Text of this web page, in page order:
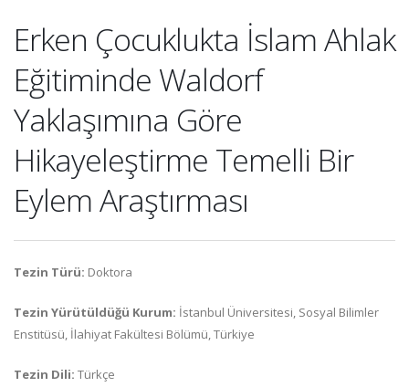
Erken Çocuklukta İslam Ahlak
Eğitiminde Waldorf
Yaklaşımına Göre
Hikayeleştirme Temelli Bir
Eylem Araştırması
Tezin Türü: Doktora
Tezin Yürütüldüğü Kurum: İstanbul Üniversitesi, Sosyal Bilimler
Enstitüsü, İlahiyat Fakültesi Bölümü, Türkiye
Tezin Dili: Türkçe